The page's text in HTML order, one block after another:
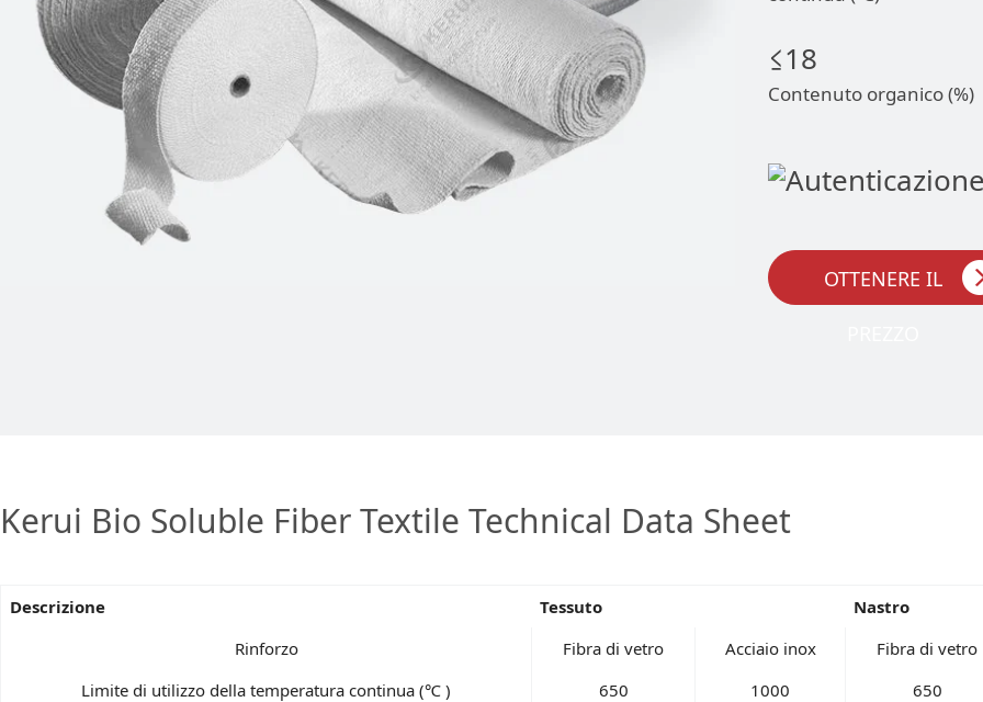
≤18
Contenuto organico (%)
OTTENERE IL
Kerui Bio Soluble Fiber Textile Technical Data Sheet
Descrizione Tessuto Nastro
Rinforzo
Fibra di vetro Acciaio inox Fibra di vetro
Limite di utilizzo della temperatura continua (℃ )
650 1000 650